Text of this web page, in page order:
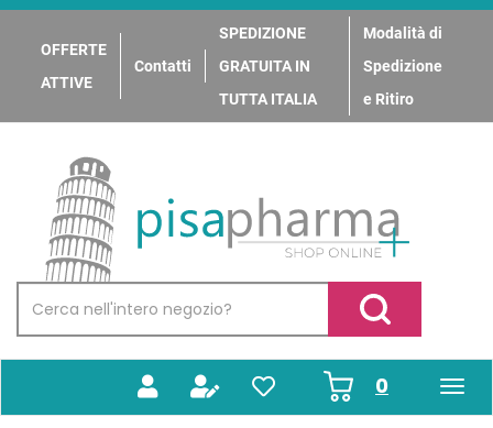
Passa
contenuto
principale
OFFERTE
ATTIVE
Contatti
SPEDIZIONE
GRATUITA IN
TUTTA ITALIA
Modalità di
Spedizione
e Ritiro
PisaPharma
Prodotto
Cerca Prodotto
0prodotti
inseriti